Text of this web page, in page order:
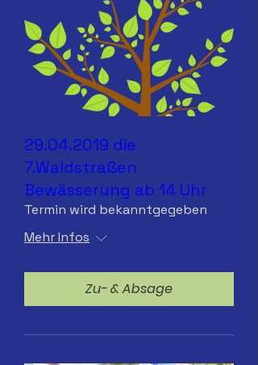
29.04.2019 die
7.Waldstraßen
Bewässerung ab 14 Uhr
Termin wird bekanntgegeben
Mehr Infos
Zu- & Absage